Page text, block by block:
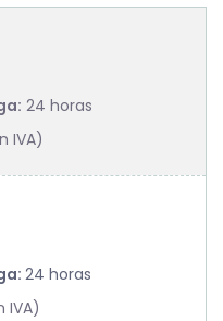
24 horas
IVA)
24 horas
IVA)